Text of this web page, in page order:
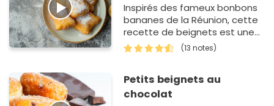
Inspirés des fameux bonbons
bananes de la Réunion, cette
recette de beignets est une
version allégée. Cerise sur le
gâteau, e…
(13 notes)
Petits beignets au
chocolat